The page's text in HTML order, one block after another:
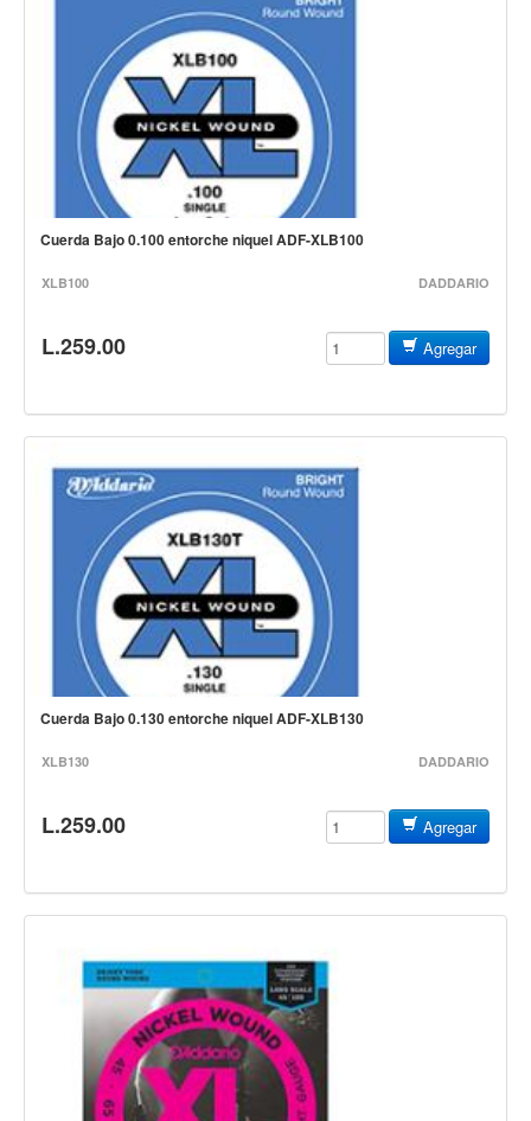
Controladores
Tornamesa
Mezcladora
Interfaz
Agujas
Audifonos
Luces Led
Strobos
Controladores
Accesorios
Cables y Conectores
Instrumento
Micrófono
Sonido
Video y USB
Otros Instrumentos de Cuerdas
Mandolina
Banjo
Mariachi
Accesorios
Cuerda Bajo 0.100 entorche niquel ADF-XLB100
XLB100 DADDARIO
L.259.00 Agregar
Cuerda Bajo 0.130 entorche niquel ADF-XLB130
XLB130 DADDARIO
L.259.00 Agregar